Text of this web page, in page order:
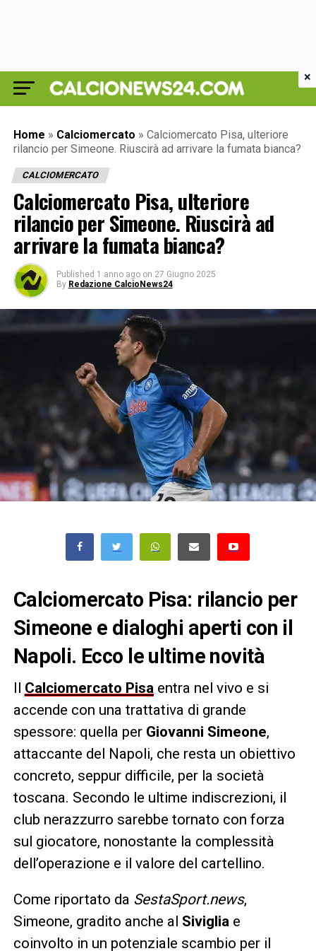
Home » Calciomercato » Calciomercato Pisa, ulteriore
rilancio per Simeone. Riuscirà ad arrivare la fumata bianca?
CALCIOMERCATO
Calciomercato Pisa, ulteriore
rilancio per Simeone. Riuscirà ad
arrivare la fumata bianca?
Published 1 anno ago on 27 Giugno 2025
By Redazione CalcioNews24
Calciomercato Pisa: rilancio per
Simeone e dialoghi aperti con il
Napoli. Ecco le ultime novità
Il Calciomercato Pisa entra nel vivo e si
accende con una trattativa di grande
spessore: quella per Giovanni Simeone,
attaccante del Napoli, che resta un obiettivo
concreto, seppur difficile, per la società
toscana. Secondo le ultime indiscrezioni, il
club nerazzurro sarebbe tornato con forza
sul giocatore, nonostante la complessità
dell’operazione e il valore del cartellino.
Come riportato da SestaSport.news,
Simeone, gradito anche al Siviglia e
coinvolto in un potenziale scambio per il
×